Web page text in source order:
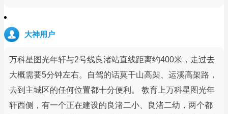
大神用户
万科星图光年轩与2号线良渚站直线距离约400米，走过去
大概需要5分钟左右。自驾的话莫干山高架、运溪高架路，
去到主城区的任何位置都十分便利。 教育上万科星图光年
轩西侧，有一个正在建设的良渚二小、良渚二幼，两个都